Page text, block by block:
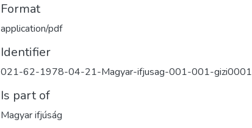
Format
application/pdf
Identifier
021-62-1978-04-21-Magyar-ifjusag-001-001-gizi0001
Is part of
Magyar ifjúság